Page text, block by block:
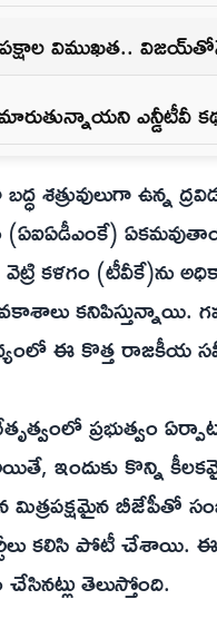
విముఖత.. విజయ్‌తోనే
ఎన్డీటీవీ
ఉన్న
(ఏఐఏడీఎంకే)
కళగం (టీవీకే)ను
కనిపిస్తున్నాయి.
ఈ కొత్త రాజకీయ
ప్రభుత్వం
ఇందుకు కొన్ని
బీజేపీతో
కలిసి పోటీ చేశాయి. ఈ
తెలుస్తోంది.